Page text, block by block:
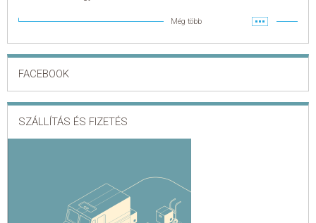
Még több
FACEBOOK
SZÁLLÍTÁS ÉS FIZETÉS